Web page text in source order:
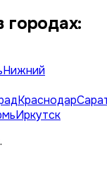
городах:
Нижний
Краснодар
Иркутск